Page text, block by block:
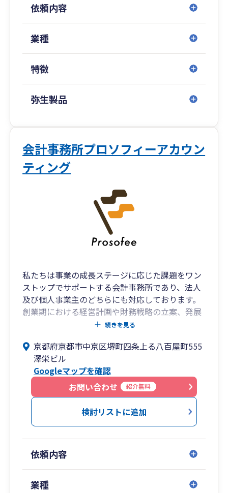
依頼内容
業種
特徴
弥生製品
会計事務所プロソフィーアカウン
ティング
私たちは事業の成長ステージに応じた課題をワン
ストップでサポートする会計事務所であり、法人
及び個人事業主のどちらにも対応しております。
創業期における経営計画や財務戦略の立案、発展
期におけるバックオフィス業務のアウトソーシン
の策定、成長期におけるIPOやM&Aの実行等をサ
ポートし、クライアントの成長を実現するサービ
スを提供しています。
事務所長は個人として複数社の社外取締役等を兼
任しているため、スタートアップやベンチャー企
業の経営相談や資本政策、上場準備の実務等にも
強みがあります。
して在籍していることも強みです。
続きを見る
京都府京都市中京区堺町四条上る八百屋町555
澤栄ビル
Googleマップを確認
お問い合わせ
紹介無料
検討リストに追加
依頼内容
業種